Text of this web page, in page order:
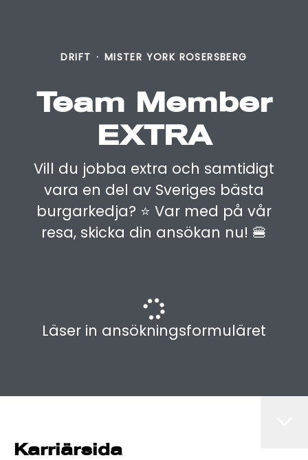
DRIFT · MISTER YORK ROSERSBERG
Team Member
EXTRA
Vill du jobba extra och samtidigt
vara en del av Sveriges bästa
burgarkedja? ⭐️ Var med på vår
resa, skicka din ansökan nu! 🍔
Läser in ansökningsformuläret
Karriärsida